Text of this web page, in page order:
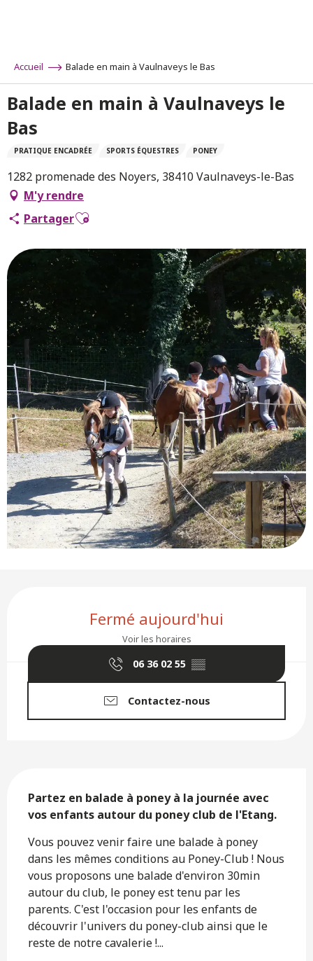
Accueil Balade en main à Vaulnaveys le Bas
Balade en main à Vaulnaveys le
Bas
PRATIQUE ENCADRÉE SPORTS ÉQUESTRES PONEY
1282 promenade des Noyers, 38410 Vaulnaveys-le-Bas
M'y rendre
PartagerAjouter aux favoris
Fermé aujourd'hui
Voir les horaires
06 36 02 55 ▒▒
Contactez-nous
Partez en balade à poney à la journée avec
vos enfants autour du poney club de l'Etang.
Vous pouvez venir faire une balade à poney
dans les mêmes conditions au Poney-Club ! Nous
vous proposons une balade d'environ 30min
autour du club, le poney est tenu par les
parents. C'est l'occasion pour les enfants de
découvrir l'univers du poney-club ainsi que le
reste de notre cavalerie !...